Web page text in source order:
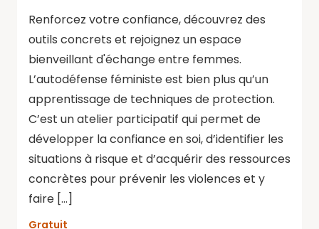
Renforcez votre confiance, découvrez des
outils concrets et rejoignez un espace
bienveillant d'échange entre femmes.
L’autodéfense féministe est bien plus qu’un
apprentissage de techniques de protection.
C’est un atelier participatif qui permet de
développer la confiance en soi, d’identifier les
situations à risque et d’acquérir des ressources
concrètes pour prévenir les violences et y
faire […]
Gratuit